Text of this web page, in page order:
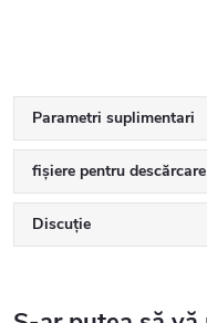
Parametri suplimentari
fișiere pentru descărcare
Discuţie